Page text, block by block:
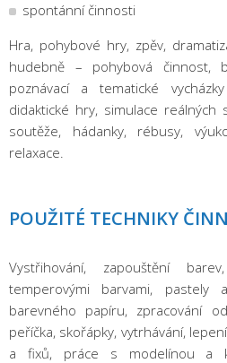
spontánní činnosti
Hra, pohybové hry, zpěv,
hudebně – pohybová činnost,
poznávací a tematické
didaktické hry, simulace reálných
soutěže, hádanky, rébusy,
relaxace.
POUŽITÉ TECHNIKY
Vystřihování, zapouštění
temperovými barvami,
barevného papíru, zpracování
peříčka, skořápky, vytrhávání,
a fixů, práce s modelínou a